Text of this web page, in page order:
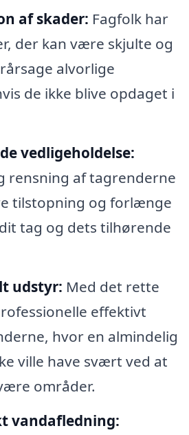
af skader: Fagfolk har
der kan være skjulte og
alvorlige
de ikke blive opdaget i
vedligeholdelse:
rensning af tagrenderne
tilstopning og forlænge
tag og dets tilhørende
udstyr: Med det rette
effektivt
hvor en almindelig
ville have svært ved at
områder.
vandafledning: